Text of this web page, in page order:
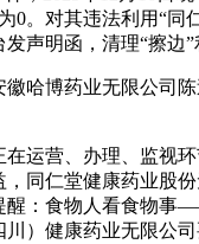
。对其违法利用“
声明函，清理“擦
博药业无限公司陈
营、办理、监视环
同仁堂健康药业
：食物人看食物
）健康药业无限公